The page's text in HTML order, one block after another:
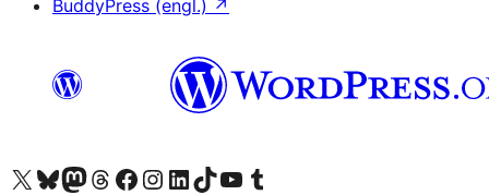
BuddyPress (engl.) ↗
Unser X-Konto (früher Twitter) besuchen
Unser Bluesky-Konto besuchen
Unser Mastodon-Konto besuchen
Unser Threads-Konto besuchen
Unsere Facebook-Seite besuchen
Unser Instagram-Konto besuchen
Unser LinkedIn-Konto besuchen
Unser TikTok-Konto besuchen
Unseren YouTube-Kanal besuchen
Unser Tumblr-Konto besuchen